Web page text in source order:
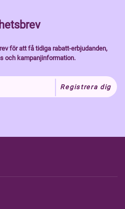
för att få tidiga rabatt-erbjudanden,
och kampanjinformation.
Registrera dig